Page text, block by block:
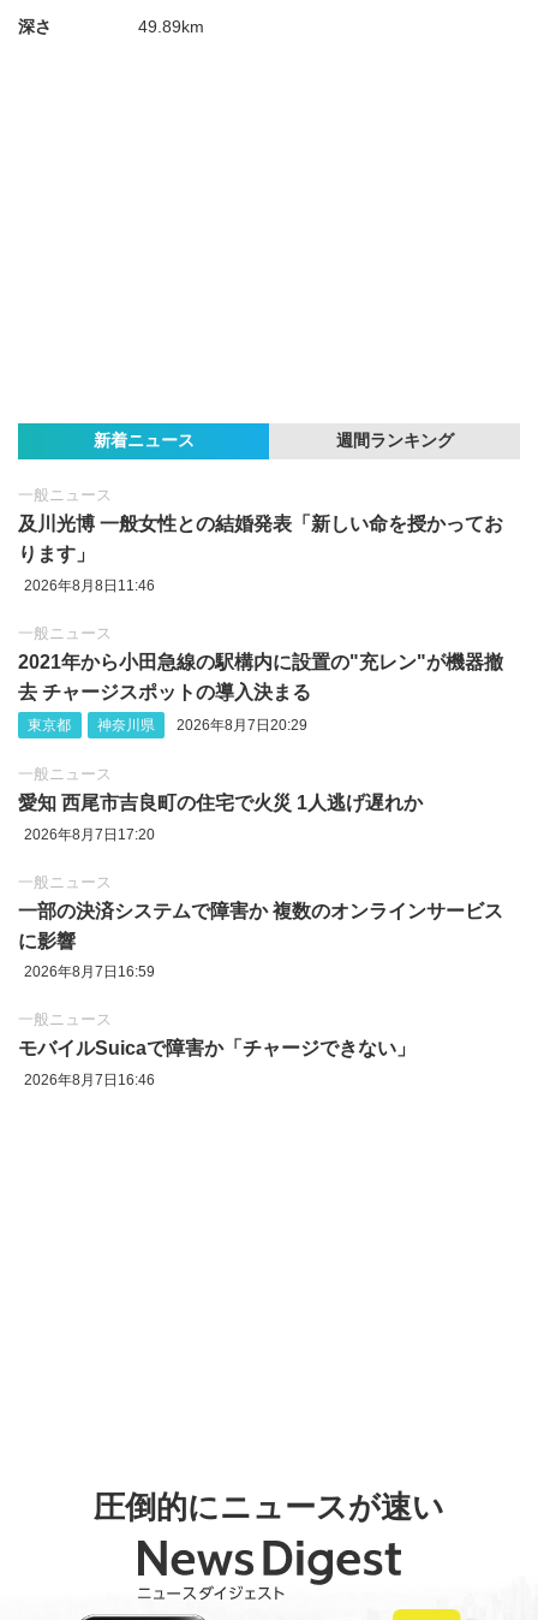
深さ
49.89km
新着ニュース 週間ランキング
一般ニュース
及川光博 一般女性との結婚発表「新しい命を授かってお
ります」
2026年8月8日11:46
一般ニュース
2021年から小田急線の駅構内に設置の"充レン"が機器撤
去 チャージスポットの導入決まる
東京都 神奈川県 2026年8月7日20:29
一般ニュース
愛知 西尾市吉良町の住宅で火災 1人逃げ遅れか
2026年8月7日17:20
一般ニュース
一部の決済システムで障害か 複数のオンラインサービス
に影響
2026年8月7日16:59
一般ニュース
モバイルSuicaで障害か「チャージできない」
2026年8月7日16:46
圧倒的にニュースが速い